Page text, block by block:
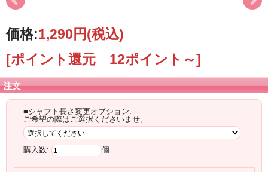
価格:1,290円(税込)
[ポイント還元 12ポイント～]
注文
■シャフト長さ変更オプション:
ご希望の際はご選択くださいませ。
購入数: 個